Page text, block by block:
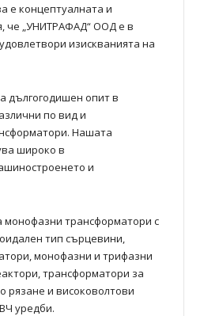
е концептуалната и
че „УНИТРАФАД“ ООД е в
изискванията на
дългогодишен опит в
по вид и
Нашата
широко в
и
трансформатори с
тип сърцевини,
монофазни и трифазни
трансформатори за
рязане и високоволтови
уредби.